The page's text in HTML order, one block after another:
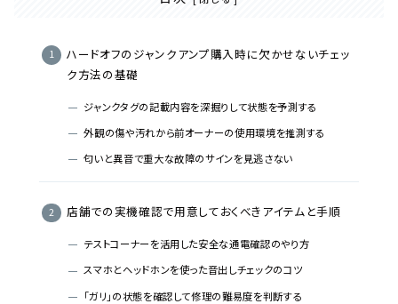
ハードオフのジャンクアンプ購入時に欠かせないチェッ
ク方法の基礎
ジャンクタグの記載内容を深掘りして状態を予測する
外観の傷や汚れから前オーナーの使用環境を推測する
匂いと異音で重大な故障のサインを見逃さない
店舗での実機確認で用意しておくべきアイテムと手順
テストコーナーを活用した安全な通電確認のやり方
スマホとヘッドホンを使った音出しチェックのコツ
「ガリ」の状態を確認して修理の難易度を判断する